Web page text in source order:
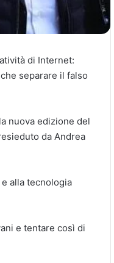
di Internet:
separare il falso
nuova edizione del
da Andrea
alla tecnologia
e tentare così di